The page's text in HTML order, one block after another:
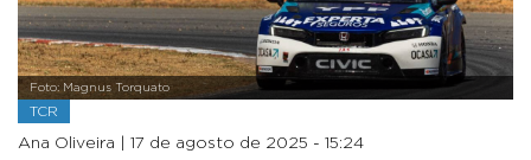
Foto: Magnus Torquato
TCR
Ana Oliveira | 17 de agosto de 2025 - 15:24